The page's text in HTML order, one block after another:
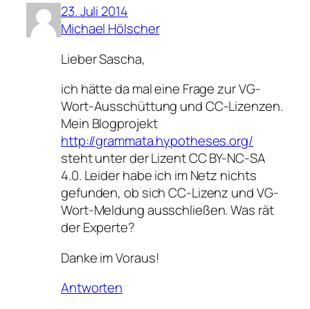
23. Juli 2014
Michael Hölscher
Lieber Sascha,
ich hätte da mal eine Frage zur VG-
Wort-Ausschüttung und CC-Lizenzen.
Mein Blogprojekt
http://grammata.hypotheses.org/
steht unter der Lizent CC BY-NC-SA
4.0. Leider habe ich im Netz nichts
gefunden, ob sich CC-Lizenz und VG-
Wort-Meldung ausschließen. Was rät
der Experte?
Danke im Voraus!
Antworten